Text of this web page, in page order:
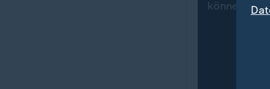
können Sie